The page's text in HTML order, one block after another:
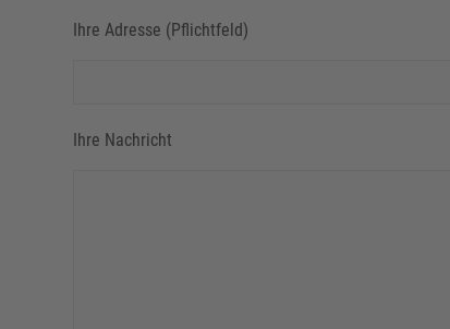
Ihre Adresse (Pflichtfeld)
Ihre Nachricht